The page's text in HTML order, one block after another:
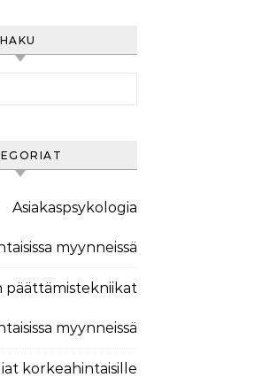
HAKU
Asiakaspsykologia
myynneissä
päättämistekniikat
myynneissä
korkeahintaisille